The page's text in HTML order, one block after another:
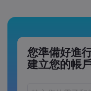
您準備好進
建立您的帳